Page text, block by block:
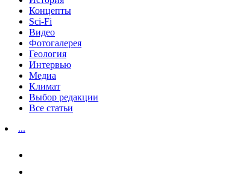
Концепты
Sci-Fi
Видео
Фотогалерея
Геология
Интервью
Медиа
Климат
Выбор редакции
Все статьи
...